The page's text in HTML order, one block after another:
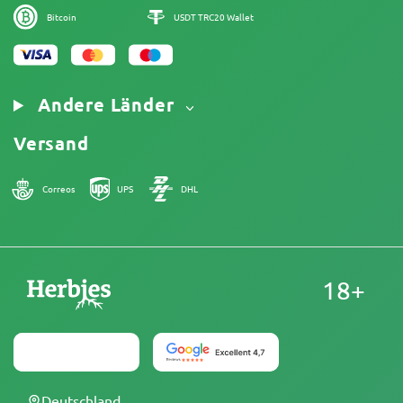
Bitcoin USDT TRC20 Wallet
Andere Länder
Versand
Correos UPS DHL
18+